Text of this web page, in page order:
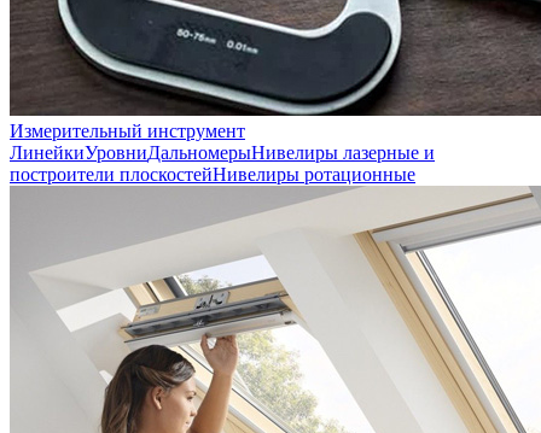
Измерительный инструмент
ЛинейкиУровниДальномерыНивелиры лазерные и
построители плоскостейНивелиры ротационные